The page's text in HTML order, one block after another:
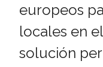
europeos
locales en
solución